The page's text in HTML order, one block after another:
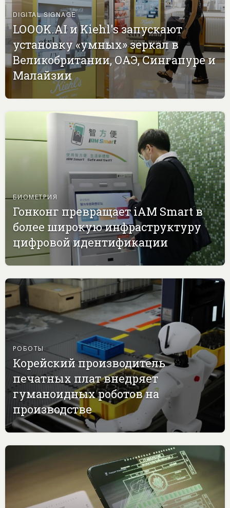
DIGITAL SIGNAGE
LOOOK.AI и Kiehl's запускают
установку «умных» зеркал в
Великобритании, ОАЭ, Сингапуре и
Малайзии
БИОМЕТРИЯ
Гонконг превращает iAM Smart в
более широкую инфраструктуру
цифровой идентификации
РОБОТЫ
Корейский производитель
печатных плат внедряет
гуманоидных роботов на
производстве